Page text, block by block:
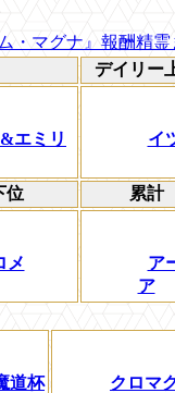
・マグナ』報酬精
デイリー
エミリ
イ
位 累計
メ
ア
ア
道杯 クロマ